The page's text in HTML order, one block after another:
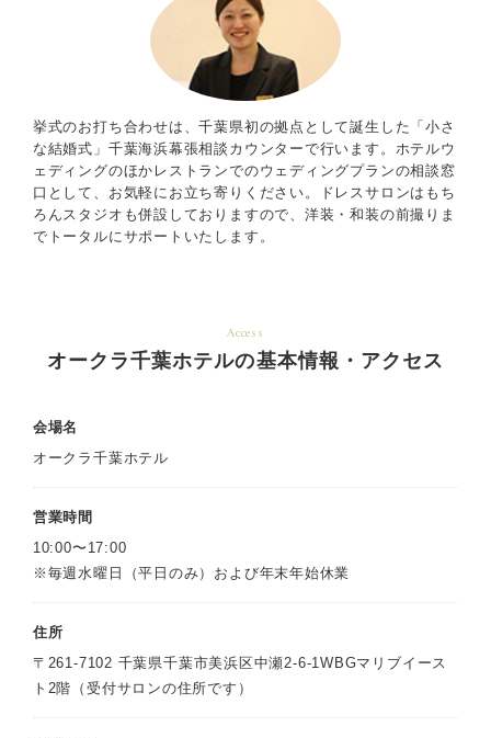
挙式のお打ち合わせは、千葉県初の拠点として誕生した「小さ
な結婚式」千葉海浜幕張相談カウンターで行います。ホテルウ
ェディングのほかレストランでのウェディングプランの相談窓
口として、お気軽にお立ち寄りください。ドレスサロンはもち
ろんスタジオも併設しておりますので、洋装・和装の前撮りま
でトータルにサポートいたします。
Access
オークラ千葉ホテルの基本情報・アクセス
会場名
オークラ千葉ホテル
営業時間
10:00〜17:00
※毎週水曜日（平日のみ）および年末年始休業
住所
〒261-7102 千葉県千葉市美浜区中瀬2-6-1WBGマリブイース
ト2階（受付サロンの住所です）